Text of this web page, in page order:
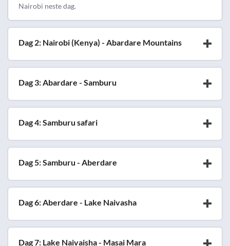
Nairobi neste dag.
Dag 2: Nairobi (Kenya) - Abardare Mountains
Dag 3: Abardare - Samburu
Dag 4: Samburu safari
Dag 5: Samburu - Aberdare
Dag 6: Aberdare - Lake Naivasha
Dag 7: Lake Naivaisha - Masai Mara